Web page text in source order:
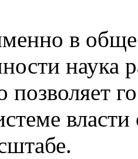
в
наука
позволяет